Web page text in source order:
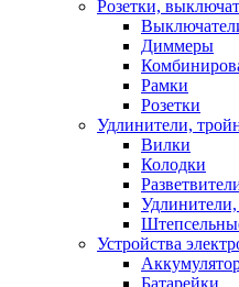
Розетки,
Диммеры
Рамки
Розетки
Удлинители,
Вилки
Колодки
Устройства
Батарейки